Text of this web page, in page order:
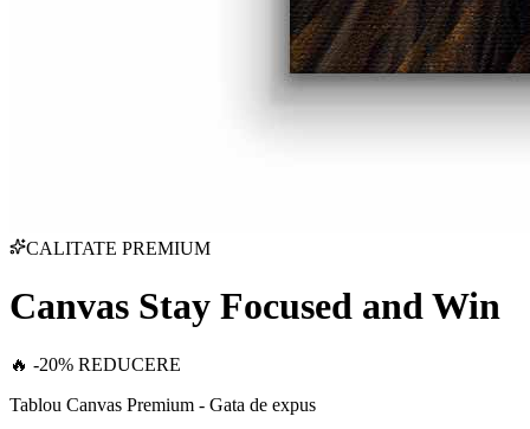
CALITATE PREMIUM
Canvas Stay Focused and Win
🔥 -20% REDUCERE
Tablou Canvas Premium - Gata de expus